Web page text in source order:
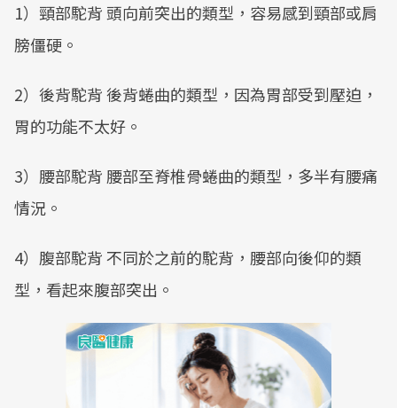
1）頸部駝背 頭向前突出的類型，容易感到頸部或肩
膀僵硬。
2）後背駝背 後背蜷曲的類型，因為胃部受到壓迫，
胃的功能不太好。
3）腰部駝背 腰部至脊椎骨蜷曲的類型，多半有腰痛
情況。
4）腹部駝背 不同於之前的駝背，腰部向後仰的類
型，看起來腹部突出。